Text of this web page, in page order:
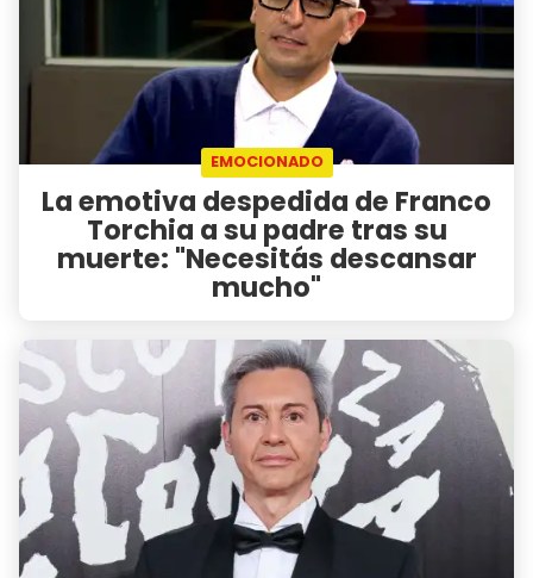
EMOCIONADO
La emotiva despedida de Franco
Torchia a su padre tras su
muerte: "Necesitás descansar
mucho"